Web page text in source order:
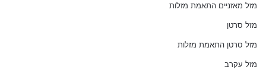
מזל מאזניים התאמת מזלות
מזל סרטן
מזל סרטן התאמת מזלות
מזל עקרב